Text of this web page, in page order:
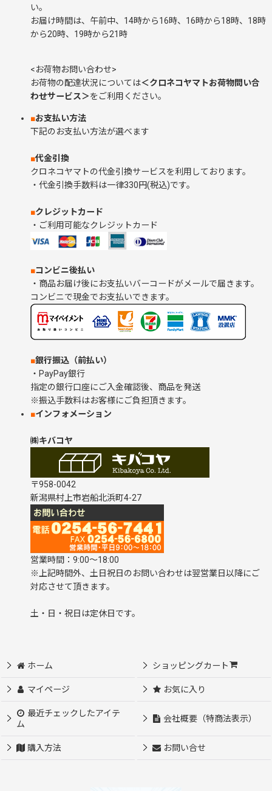
りんご木箱
木製雑貨
チョーク箱
ファニチャー
海賊宝箱・千両箱
仕出箱（料亭/割烹/会席)
木製ポスト・宅配BOX
業務用木箱（酒箱）
その他の木箱
おがくず・かんな木くず
箱庭療法用木箱
ひな人形収納箱
訳あり・在庫処分商品
手作り工作キット
木材、おがくず
い。
お届け時間は、午前中、14時から16時、16時から18時、18時
から20時、19時から21時
<お荷物お問い合わせ>
お荷物の配達状況については＜クロネコヤマトお荷物問い合
わせサービス＞をご利用ください。
■お支払い方法
下記のお支払い方法が選べます
■代金引換
クロネコヤマトの代金引換サービスを利用しております。
・代金引換手数料は一律330円(税込)です。
■クレジットカード
・ご利用可能なクレジットカード
■コンビニ後払い
・商品お届け後にお支払いバーコードがメールで届きます。
コンビニで現金でお支払いできます。
■銀行振込（前払い）
・PayPay銀行
指定の銀行口座にご入金確認後、商品を発送
※振込手数料はお客様にご負担頂きます。
■インフォメーション
㈱キバコヤ
〒958-0042
新潟県村上市岩船北浜町4-27
営業時間：9:00～18:00
※上記時間外、土日祝日のお問い合わせは翌営業日以降にご
対応させて頂きます。
土・日・祝日は定休日です。
ホーム ショッピングカート
マイページ お気に入り
最近チェックしたアイテ
ム
会社概要（特商法表示）
購入方法 お問い合せ